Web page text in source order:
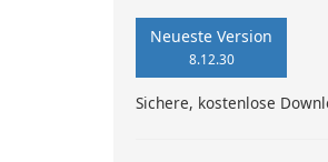
Neueste Version
8.12.30
Sichere, kostenlose